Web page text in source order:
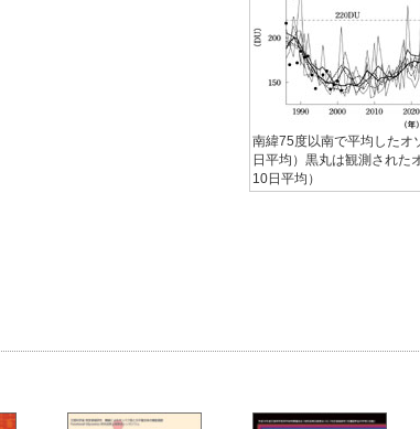
南緯75度以南で平均した
日平均）黒丸は観測された
10日平均）